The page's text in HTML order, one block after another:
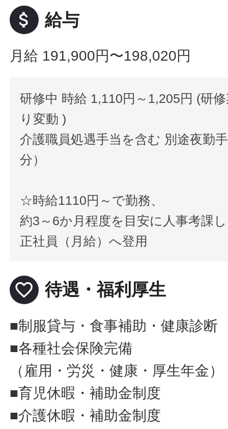
attach_money 給与
月給 191,900円〜198,020円
研修中 時給 1,110円～1,205円 (研
り変動 )
介護職員処遇手当を含む 別途夜勤
分）
☆時給1110円～で勤務、
約3～6か月程度を目安に人事考課し
正社員（月給）へ登用
favorite_border 待遇・福利厚生
■制服貸与・食事補助・健康診断
■各種社会保険完備
（雇用・労災・健康・厚生年金）
■育児休暇・補助金制度
■介護休暇・補助金制度